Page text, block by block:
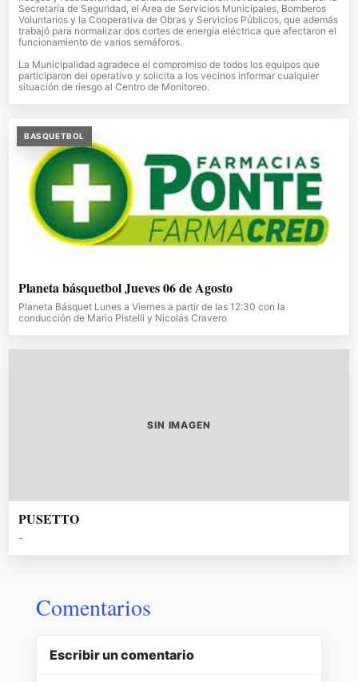
Secretaría de Seguridad, el Área de Servicios Municipales, Bomberos
Voluntarios y la Cooperativa de Obras y Servicios Públicos, que además
trabajó para normalizar dos cortes de energía eléctrica que afectaron el
funcionamiento de varios semáforos.
La Municipalidad agradece el compromiso de todos los equipos que
participaron del operativo y solicita a los vecinos informar cualquier
situación de riesgo al Centro de Monitoreo.
BASQUETBOL
Planeta básquetbol Jueves 06 de Agosto
Planeta Básquet Lunes a Viernes a partir de las 12:30 con la
conducción de Mario Pistelli y Nicolás Cravero
SIN IMAGEN
PUSETTO
-
Comentarios
Escribir un comentario